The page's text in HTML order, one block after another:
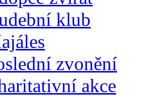
klub
zvonění
akce